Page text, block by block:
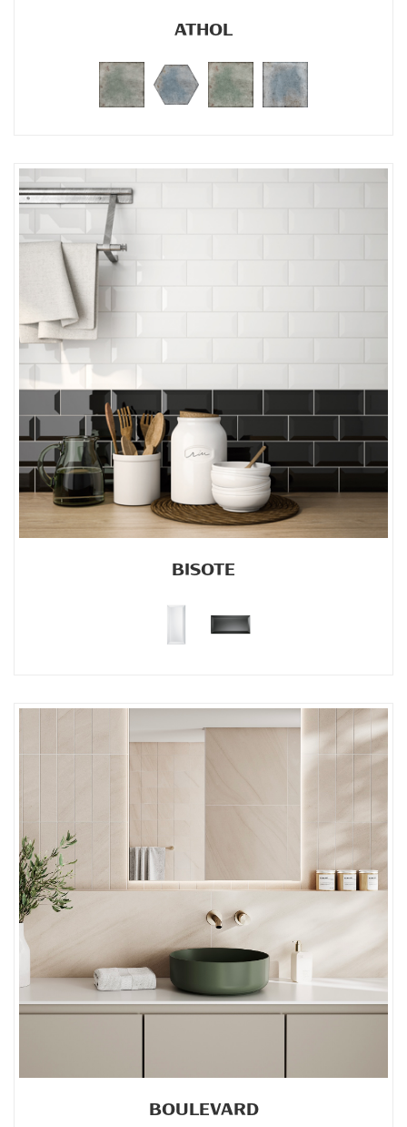
ATHOL
BISOTE
BOULEVARD